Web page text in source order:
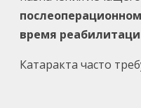
время
Катаракта часто